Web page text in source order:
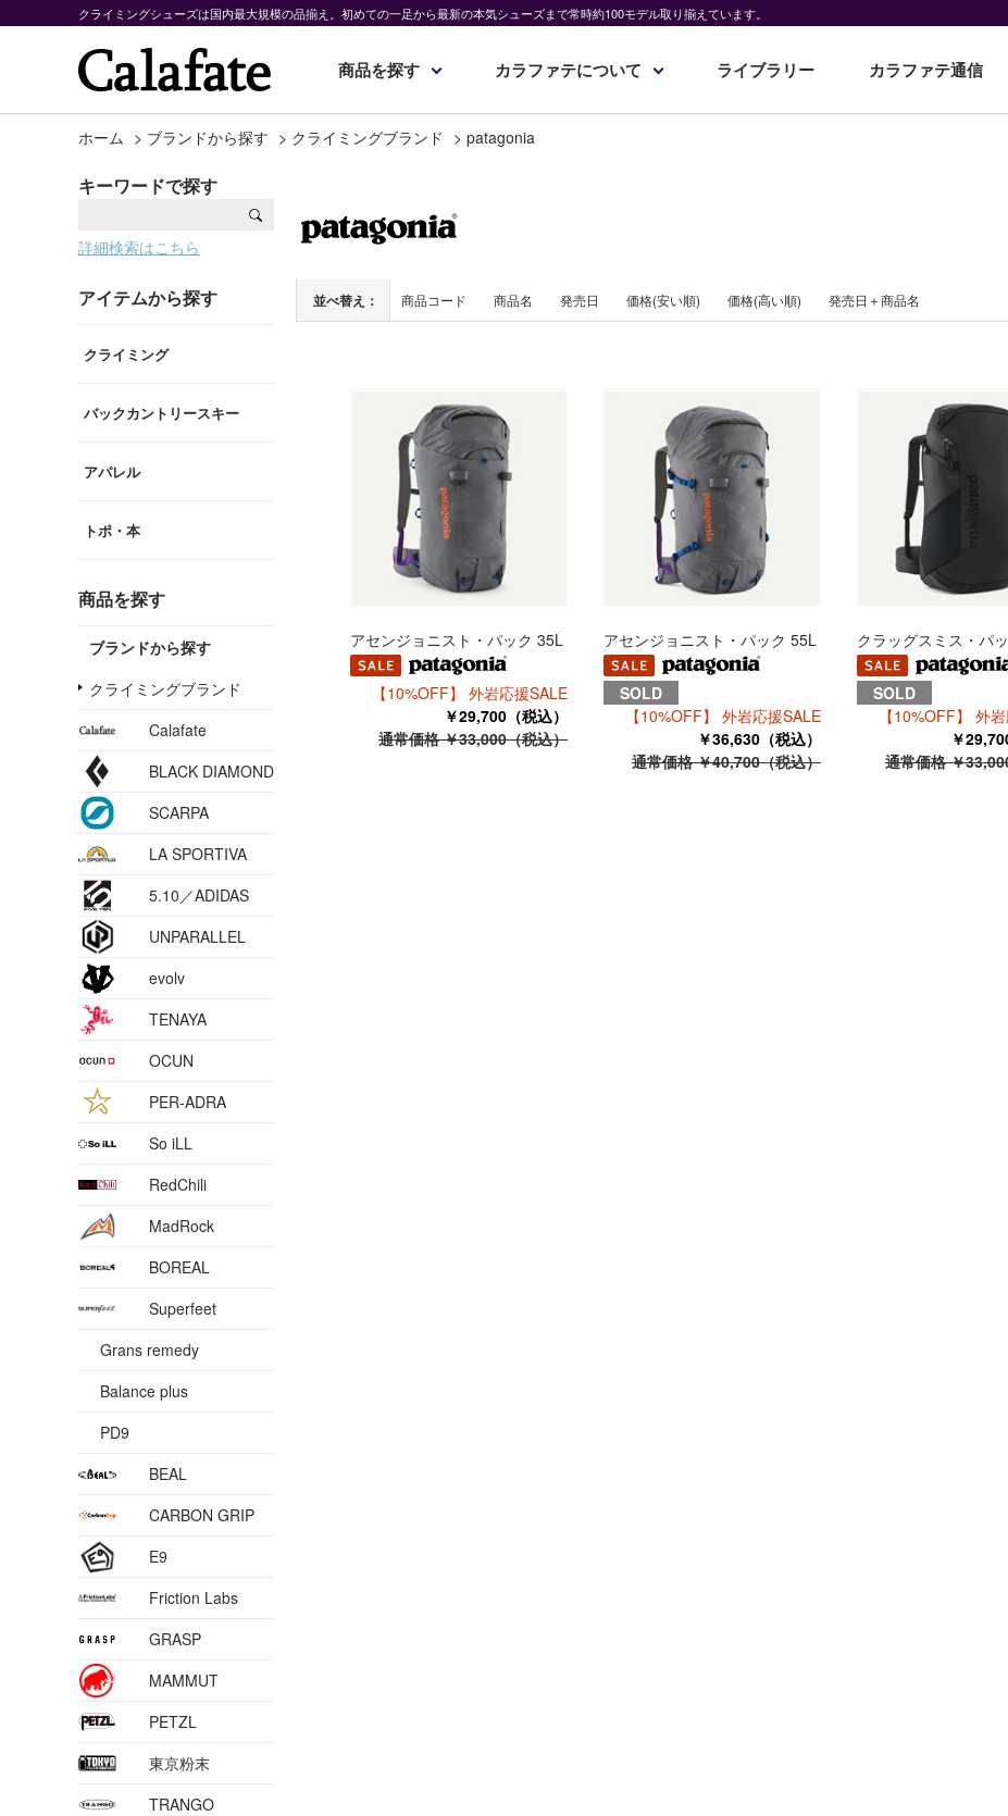
クライミングシューズは国内最大規模の品揃え。初めての一足から最新の本気シューズまで常時約100モデル取り揃えています。
商品を探す カラファテについて ライブラリー カラファテ通信
ホーム > ブランドから探す > クライミングブランド > patagonia
キーワードで探す
詳細検索はこちら
アイテムから探す
クライミング
バックカントリースキー
アパレル
トポ・本
商品を探す
ブランドから探す
クライミングブランド
Calafate
BLACK DIAMOND
SCARPA
LA SPORTIVA
5.10／ADIDAS
UNPARALLEL
evolv
TENAYA
OCUN
PER-ADRA
So iLL
RedChili
MadRock
BOREAL
Superfeet
Grans remedy
Balance plus
PD9
BEAL
CARBON GRIP
E9
Friction Labs
GRASP
MAMMUT
PETZL
東京粉末
TRANGO
並べ替え： 商品コード 商品名 発売日 価格(安い順) 価格(高い順) 発売日＋商品名
アセンジョニスト・パック 35L
【10%OFF】 外岩応援SALE
￥29,700（税込）
通常価格 ￥33,000（税込）
アセンジョニスト・パック 55L
SOLD
【10%OFF】 外岩応援SALE
￥36,630（税込）
通常価格 ￥40,700（税込）
クラッグスミス・パ
SOLD
【10%OFF】 外
￥
通常価格 ￥